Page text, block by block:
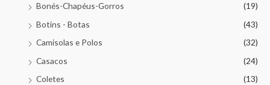
Bonés-Chapéus-Gorros
(19)
Botins - Botas
(43)
Camisolas e Polos
(32)
Casacos
(24)
Coletes
(13)